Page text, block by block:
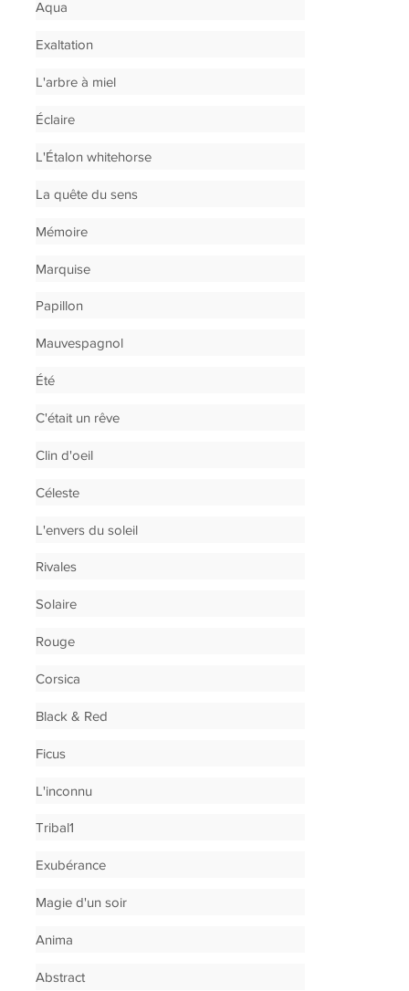
Aqua
Exaltation
L'arbre à miel
Éclaire
L'Étalon whitehorse
La quête du sens
Mémoire
Marquise
Papillon
Mauvespagnol
Été
C'était un rêve
Clin d'oeil
Céleste
L'envers du soleil
Rivales
Solaire
Rouge
Corsica
Black & Red
Ficus
L'inconnu
Tribal1
Exubérance
Magie d'un soir
Anima
Abstract